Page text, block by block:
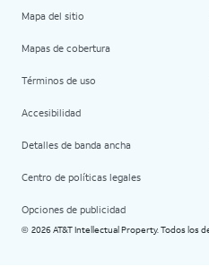
Mapa del sitio
Mapas de cobertura
Términos de uso
Accesibilidad
Detalles de banda ancha
Centro de políticas legales
Opciones de publicidad
© 2026 AT&T Intellectual Property. Todos los